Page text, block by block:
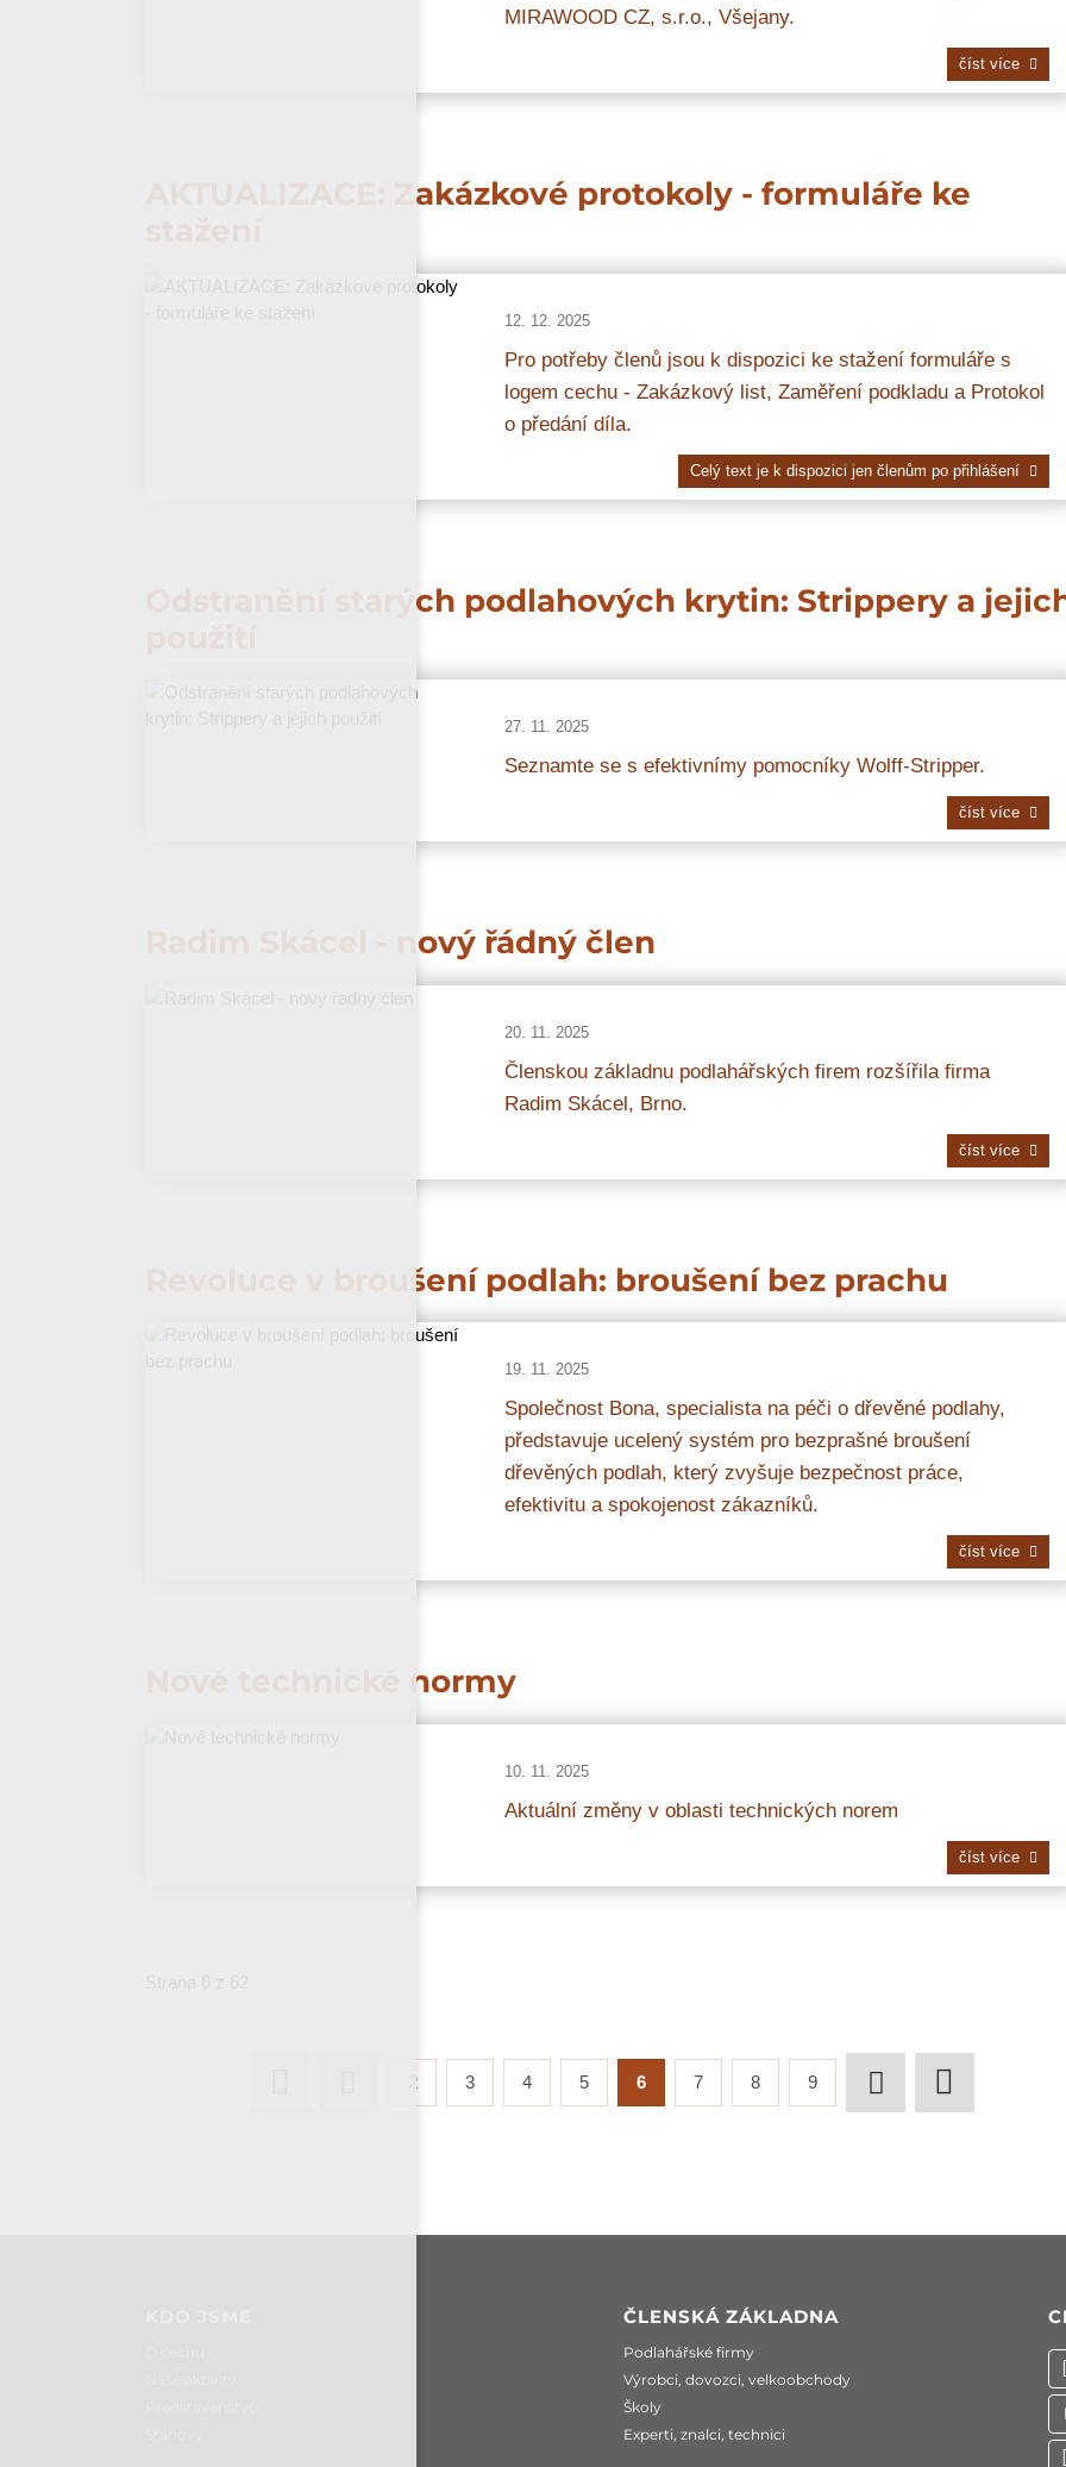
MIRAWOOD CZ, s.r.o., Všejany.
číst více
AKTUALIZACE: Zakázkové protokoly - formuláře ke
12. 12. 2025
Pro potřeby členů jsou k dispozici ke stažení formuláře s
logem cechu - Zakázkový list, Zaměření podkladu a Protokol
o předání díla.
Celý text je k dispozici jen členům po přihlášení
Odstranění starých podlahových krytin: Strippery a
27. 11. 2025
Seznamte se s efektivnímy pomocníky Wolff-Stripper.
číst více
Radim Skácel - nový řádný člen
20. 11. 2025
Členskou základnu podlahářských firem rozšířila firma
Radim Skácel, Brno.
číst více
Revoluce v broušení podlah: broušení bez prachu
19. 11. 2025
Společnost Bona, specialista na péči o dřevěné podlahy,
představuje ucelený systém pro bezprašné broušení
dřevěných podlah, který zvyšuje bezpečnost práce,
efektivitu a spokojenost zákazníků.
číst více
Nové technické normy
10. 11. 2025
Aktuální změny v oblasti technických norem
číst více
2 3 4 5 6 7 8 9
ČLENSKÁ ZÁKLADNA
Podlahářské firmy
Výrobci, dovozci, velkoobchody
Školy
Experti, znalci, technici